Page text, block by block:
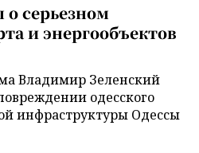
о серьезном
и энергообъектов
Владимир Зеленский
одесского
инфраструктуры Одессы